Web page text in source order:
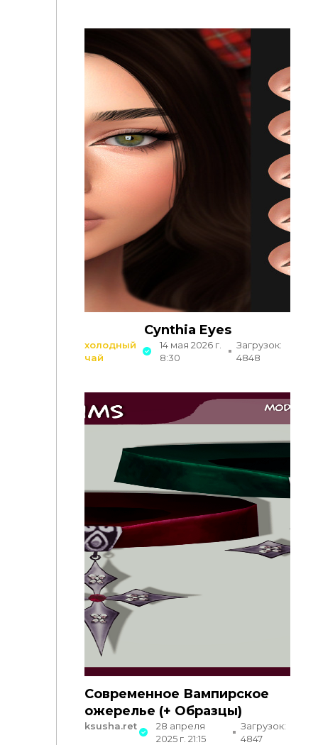
Cynthia Eyes
холодный
чай
14 мая 2026 г.
8:30
Загрузок:
4848
Современное Вампирское
ожерелье (+ Образцы)
ksusha.ret
28 апреля
2025 г. 21:15
Загрузок:
4847